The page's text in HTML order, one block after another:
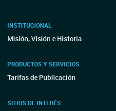
INSTITUCIONAL
Misión, Visión e Historia
PRODUCTOS Y SERVICIOS
Tarifas de Publicación
SITIOS DE INTERÉS